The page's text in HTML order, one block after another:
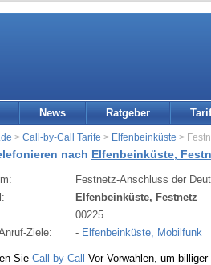
News Ratgeber
> Call-by-Call Tarife > Elfenbeinküste >
nach Elfenbeinküste,
Festnetz-Anschluss der
Elfenbeinküste, Festnetz
00225
Ziele:
- Elfenbeinküste, Mobilfunk
Sie Call-by-Call Vor-Vorwahlen, um